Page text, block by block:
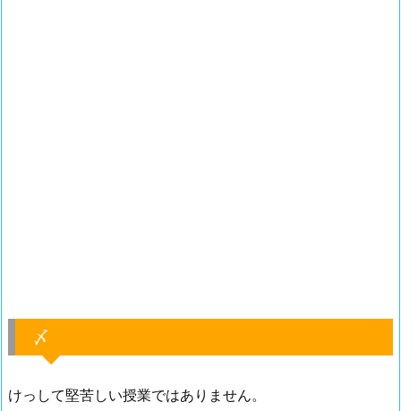
〆
けっして堅苦しい授業ではありません。